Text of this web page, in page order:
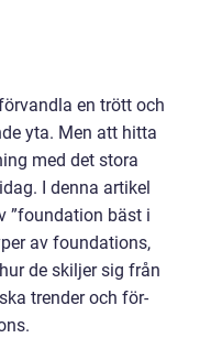
en trött och
yta. Men att hitta
med det stora
I denna artikel
”foundation bäst i
av foundations,
de skiljer sig från
trender och för-